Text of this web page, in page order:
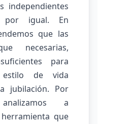
independientes
por igual. En
que las
necesarias,
para
de vida
jubilación. Por
a
que